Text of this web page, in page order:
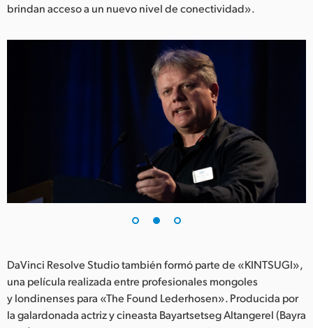
brindan acceso a un nuevo nivel de conectividad».
DaVinci Resolve Studio también formó parte de «KINTSUGI»,
una película realizada entre profesionales mongoles
y londinenses para «The Found Lederhosen». Producida por
la galardonada actriz y cineasta Bayartsetseg Altangerel (Bayra